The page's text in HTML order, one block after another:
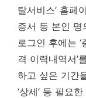
탈서비스’ 홈페
증서 등 본인 명
로그인 후에는
격 이력내역서’
하고 싶은 기간
‘상세’ 등 필요